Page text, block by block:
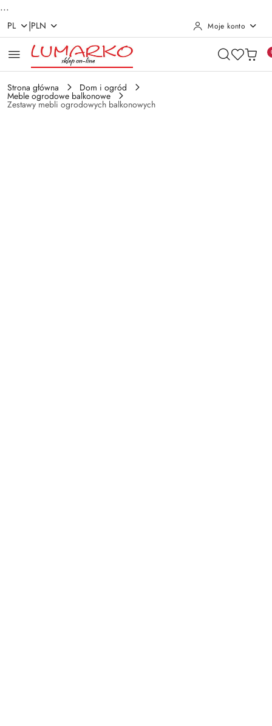
...
Przejdź do treści głównej
Przejdź do wyszukiwarki
Przejdź do moje konto
Przejdź do menu głównego
Przejdź do opisu produktu
Przejdź do stopki
PL |PLN Moje konto
Strona główna Dom i ogród
Meble ogrodowe balkonowe
Zestawy mebli ogrodowych balkonowych